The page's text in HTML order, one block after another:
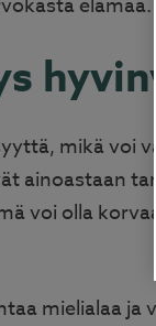
elämää.
mikä voi
ainoastaan
voi olla
mielialaa